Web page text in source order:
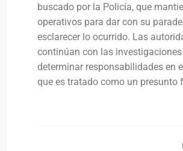
buscado por la Policía, que
operativos para dar con su
esclarecer lo ocurrido. Las
continúan con las
determinar responsabilidades en
que es tratado como un presunto